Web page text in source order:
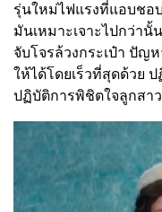
รุ่นใหม่ไฟแรงที่แอบชอ
มันเหมาะเจาะไปกว่า
จับโจรล้วงกระเป๋า ปัญ
ให้ได้โดยเร็วที่สุดด้วย
ปฏิบัติการพิชิตใจลูกสา